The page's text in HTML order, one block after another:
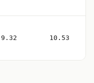
9.32 10.53